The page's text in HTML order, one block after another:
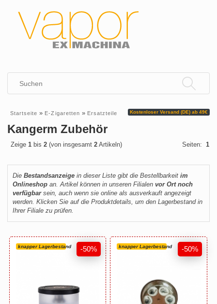
Kostenloser Versand (DE) ab 49€
Startseite » E-Zigaretten » Ersatzteile
Kangerm Zubehör
Zeige 1 bis 2 (von insgesamt 2 Artikeln) Seiten: 1
Die Bestandsanzeige in dieser Liste gibt die Bestellbarkeit im
Onlineshop an. Artikel können in unseren Filialen vor Ort noch
verfügbarsein, auch wenn sie online als ausverkauft angezeigt
werden. Klicken Sie auf die Produktdetails, um den Lagerbestand in
Ihrer Filiale zu prüfen.
knapper Lagerbestand -50% knapper Lagerbestand -50%